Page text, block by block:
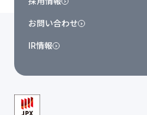
お問い合わせ
IR情報